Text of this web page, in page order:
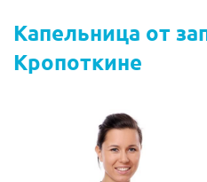
Капельница от
Кропоткине